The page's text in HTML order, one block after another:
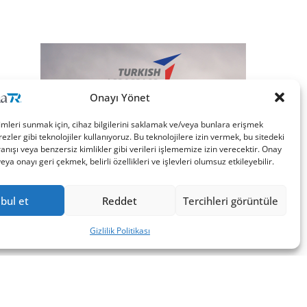
Onayı Yönet
sunmak için, cihaz bilgilerini saklamak ve/veya bunlara erişmek
gibi teknolojiler kullanıyoruz. Bu teknolojilere izin vermek, bu sitedeki
veya benzersiz kimlikler gibi verileri işlememize izin verecektir. Onay
onayı geri çekmek, belirli özellikleri ve işlevleri olumsuz etkileyebilir.
et Reddet Tercihleri görüntüle
Gizlilik Politikası